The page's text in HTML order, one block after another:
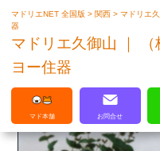
マドリエは
マドリエNET 全国版> 関西>マドリエ
器
マドリエ久御山 ｜
ヨー住器
マド本舗 お問合せ